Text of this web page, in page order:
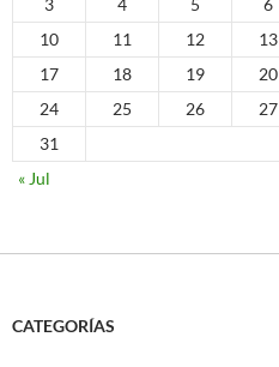
3
4 5 6
10
11 12 13
17
18 19 20
24
25 26 27
31
« Jul
CATEGORÍAS